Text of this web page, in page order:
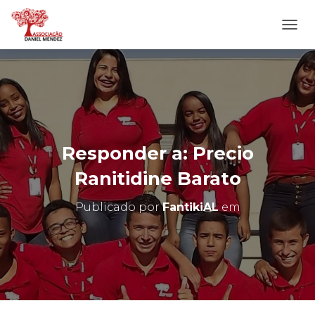
L
T
E
R
N
A
N
A
E
G
O
Responder a: Precio
Ranitidine Barato
Publicado porFantikiALem